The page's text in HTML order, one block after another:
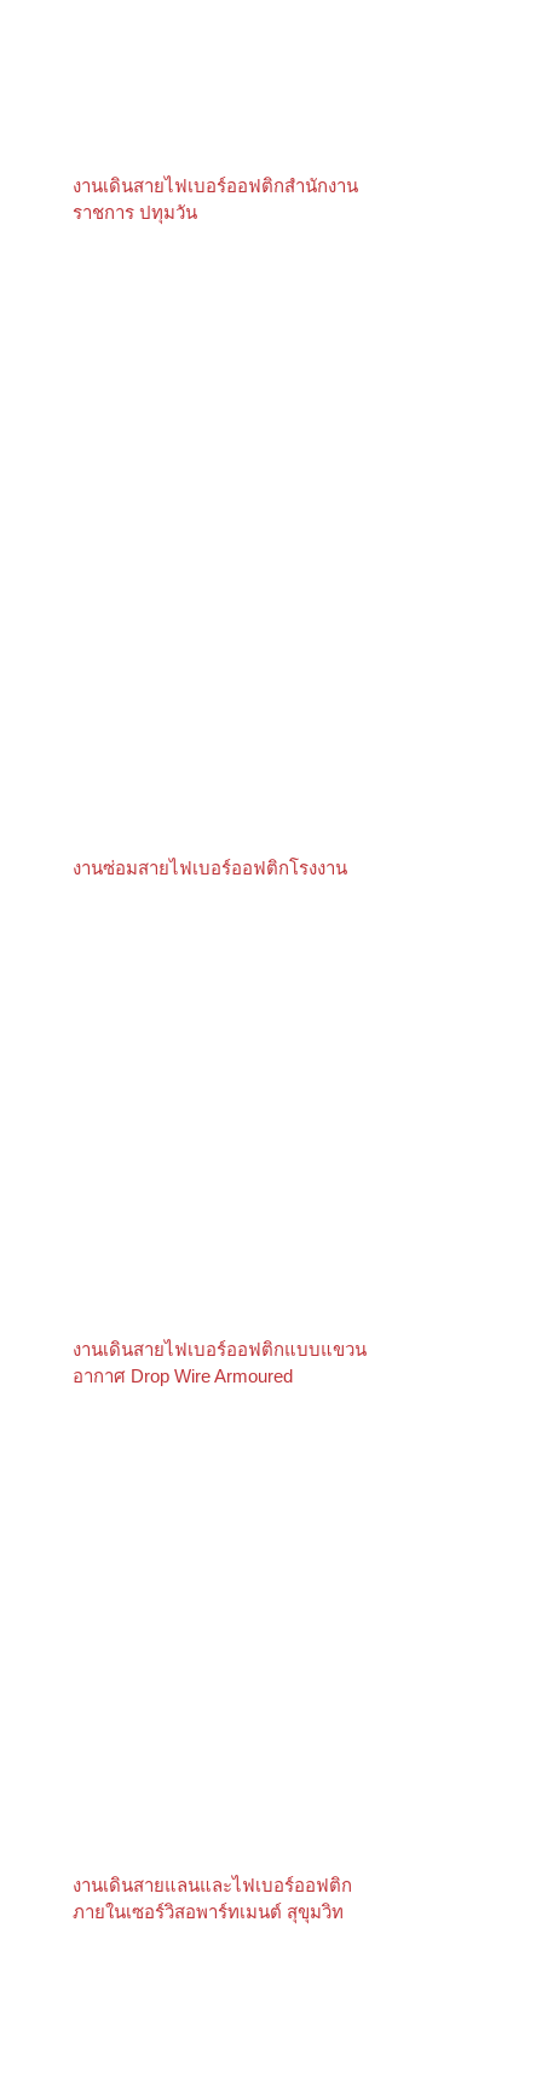
งานเดินสายไฟเบอร์ออฟติกสำนักงาน
ราชการ ปทุมวัน
งานซ่อมสายไฟเบอร์ออฟติกโรงงาน
งานเดินสายไฟเบอร์ออฟติกแบบแขวน
อากาศ Drop Wire Armoured
งานเดินสายแลนและไฟเบอร์ออฟติก
ภายในเซอร์วิสอพาร์ทเมนต์ สุขุมวิท